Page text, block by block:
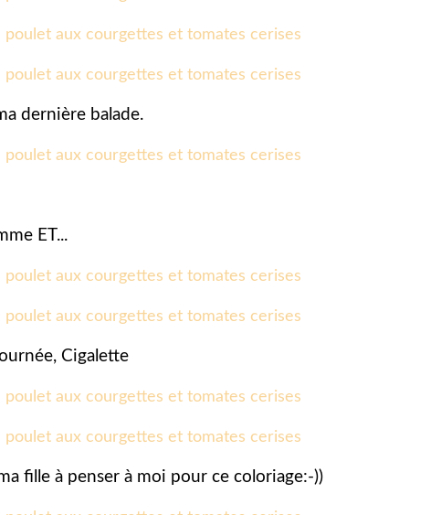
dernière balade.
ET...
Cigalette
fille à penser à moi pour ce coloriage:-))